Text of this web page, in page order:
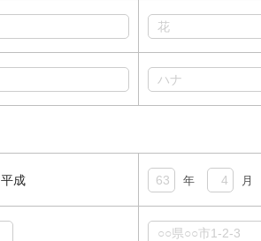
平成 年 月